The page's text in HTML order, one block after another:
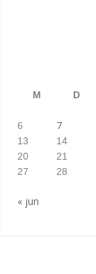
M
D
6
7
13
14
20
21
27
28
« jun